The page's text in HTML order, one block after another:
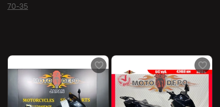
70-35